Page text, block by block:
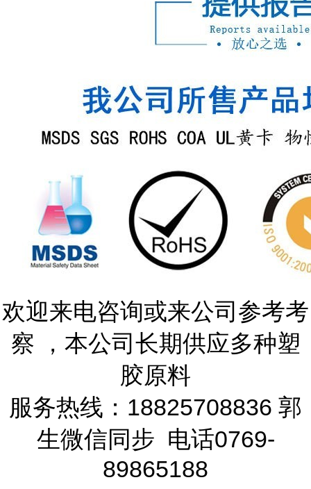
欢迎来电咨询或来公司参考考
察 ，本公司长期供应多种塑
胶原料
服务热线：18825708836 郭
生微信同步 电话0769-
89865188